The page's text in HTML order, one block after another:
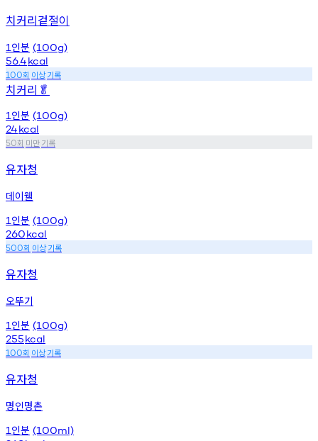
치커리겉절이
1 인분 (100g)
56.4kcal
100회 이상기록
치커리 🥬
1 인분 (100g)
24kcal
50회 미만기록
유자청
데이웰
1 인분 (100g)
260kcal
500회 이상기록
유자청
오뚜기
1 인분 (100g)
255kcal
100회 이상기록
유자청
명인명촌
1 인분 (100ml)